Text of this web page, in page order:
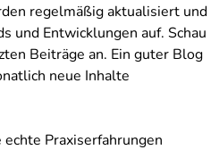
regelmäßig aktualisiert und
und Entwicklungen auf. Schau
Beiträge an. Ein guter Blog
neue Inhalte
echte Praxiserfahrungen